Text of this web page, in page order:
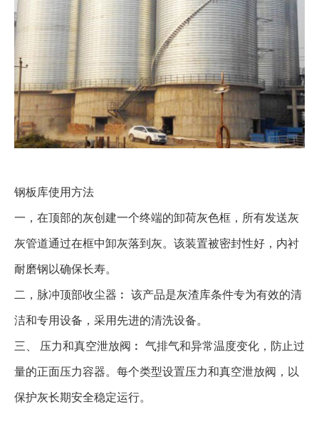
钢板库使用方法
一，在顶部的灰创建一个终端的卸荷灰色框，所有发送灰
灰管道通过在框中卸灰落到灰。该装置被密封性好，内衬
耐磨钢以确保长寿。
二，脉冲顶部收尘器︰ 该产品是灰渣库条件专为有效的清
洁和专用设备，采用先进的清洗设备。
三、 压力和真空泄放阀︰ 气排气和异常温度变化，防止过
量的正面压力容器。每个类型设置压力和真空泄放阀，以
保护灰长期安全稳定运行。